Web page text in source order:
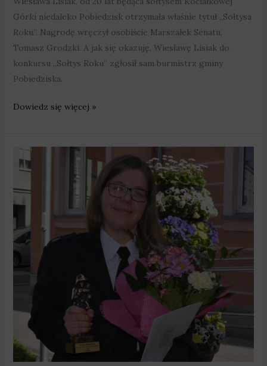
Górki niedaleko Pobiedzisk otrzymała właśnie tytuł „Sołtysa
Roku”. Nagrodę wręczył osobiście Marszałek Senatu,
Tomasz Grodzki. A jak się okazuję, Wiesławę Lisiak do
konkursu „Sołtys Roku” zgłosił sam burmistrz gminy
Pobiedziska.
Dowiedz się więcej »
Druhna
„Strażakiem
Roku”